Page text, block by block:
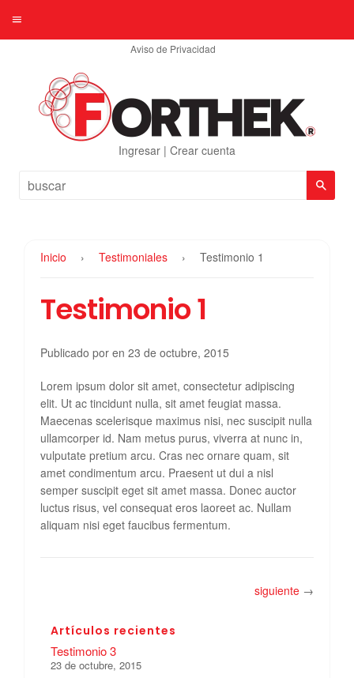
Aviso de Privacidad
Ingresar | Crear cuenta
Inicio › Testimoniales › Testimonio 1
Testimonio 1
Publicado por en 23 de octubre, 2015
Lorem ipsum dolor sit amet, consectetur adipiscing
elit. Ut ac tincidunt nulla, sit amet feugiat massa.
Maecenas scelerisque maximus nisi, nec suscipit nulla
ullamcorper id. Nam metus purus, viverra at nunc in,
vulputate pretium arcu. Cras nec ornare quam, sit
amet condimentum arcu. Praesent ut dui a nisl
semper suscipit eget sit amet massa. Donec auctor
luctus risus, vel consequat eros laoreet ac. Nullam
aliquam nisi eget faucibus fermentum.
siguiente →
Artículos recientes
Testimonio 3
23 de octubre, 2015